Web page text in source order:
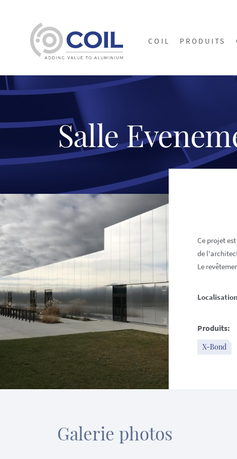
COIL PRODUITS
Salle
Ce projet
de
Le
Produits:
X-Bond
Galerie photos